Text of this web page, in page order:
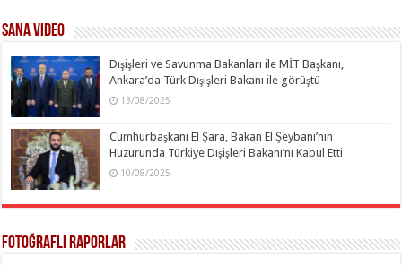
SANA Video
Dışişleri ve Savunma Bakanları ile MİT Başkanı,
Ankara’da Türk Dışişleri Bakanı ile görüştü
13/08/2025
Cumhurbaşkanı El Şara, Bakan El Şeybani’nin
Huzurunda Türkiye Dışişleri Bakanı’nı Kabul Etti
10/08/2025
Fotoğraflı Raporlar